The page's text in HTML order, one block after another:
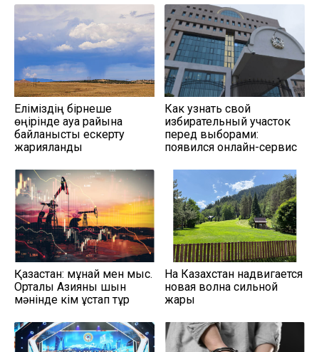
Еліміздің бірнеше
өңірінде ауа райына
байланысты ескерту
жарияланды
Как узнать свой
избирательный участок
перед выборами:
появился онлайн-сервис
Қазақстан: мұнай мен мыс.
Орталық Азияны шын
мәнінде кім ұстап тұр
На Казахстан надвигается
новая волна сильной
жары